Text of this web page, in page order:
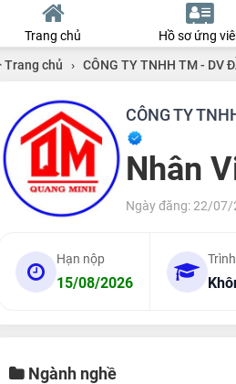
Trang chủ Hồ sơ ứng
Trang chủ › CÔNG TY TNHH TM - DV
CÔNG TY
Nhân
Ngày đăng: 22/07/
Hạn nộp
15/08/2026
Ngành nghề